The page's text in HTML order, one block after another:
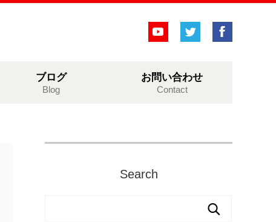
ブログ
Blog
お問い合わせ
Contact
Search